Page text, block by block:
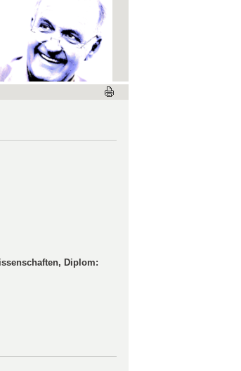
Diplom: